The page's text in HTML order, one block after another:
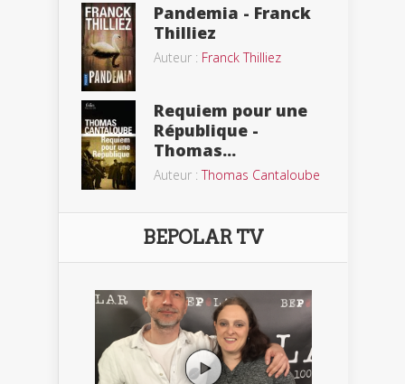
Pandemia - Franck
Thilliez
Auteur : Franck Thilliez
Requiem pour une
République -
Thomas...
Auteur :Thomas Cantaloube
BEPOLAR TV